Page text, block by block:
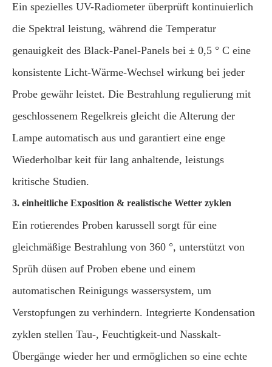
Ein spezielles UV-Radiometer überprüft kontinuierlich
die Spektral leistung, während die Temperatur
genauigkeit des Black-Panel-Panels bei ± 0,5 ° C eine
konsistente Licht-Wärme-Wechsel wirkung bei jeder
Probe gewähr leistet. Die Bestrahlung regulierung mit
geschlossenem Regelkreis gleicht die Alterung der
Lampe automatisch aus und garantiert eine enge
Wiederholbar keit für lang anhaltende, leistungs
kritische Studien.
3. einheitliche Exposition & realistische Wetter zyklen
Ein rotierendes Proben karussell sorgt für eine
gleichmäßige Bestrahlung von 360 °, unterstützt von
Sprüh düsen auf Proben ebene und einem
automatischen Reinigungs wassersystem, um
Verstopfungen zu verhindern. Integrierte Kondensation
zyklen stellen Tau-, Feuchtigkeit-und Nasskalt-
Übergänge wieder her und ermöglichen so eine echte